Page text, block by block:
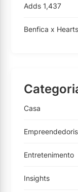
Adds 1,437
Benfica x
Casa
Entretenimento
Insights